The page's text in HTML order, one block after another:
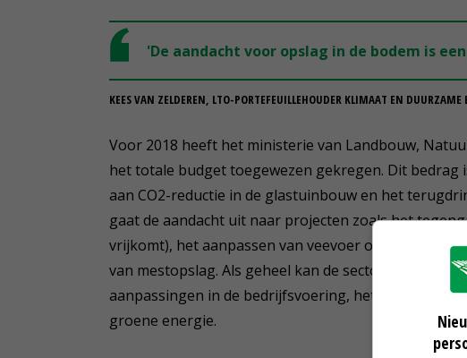
'De aandacht voor opslag in de bodem is
KEES VAN ZELDEREN, LTO-PORTEFEUILLEHOUDER KLIMAAT EN DUURZAME
Voor 2018 heeft het ministerie van Landbouw,
het totale budget toegewezen gekregen. Dit
aan CO2-reductie in de glastuinbouw en het
gaat de aandacht uit naar projecten zoals het
vrijkomt), het aanpassen van veevoer om de
van mestopslag. Als geheel kan de sector bijdragen
aanpassingen in de bedrijfsvoering, het binden van
groene energie.